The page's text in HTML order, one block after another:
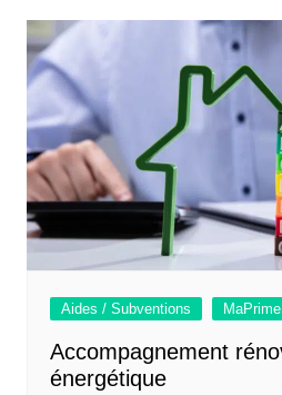
Aides / Subventions
Accompagnement
énergétique